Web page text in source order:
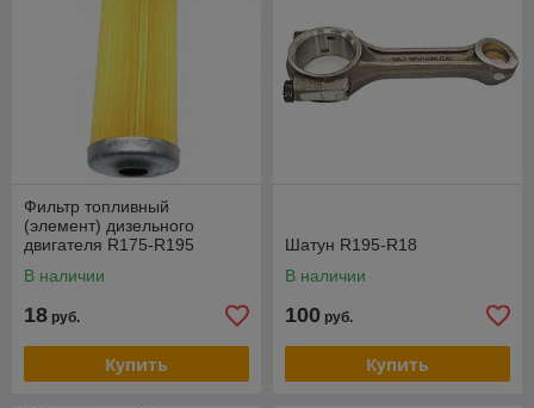
Фильтр топливный
(элемент) дизельного
двигателя R175-R195
В наличии
18 руб.
Купить
Шатун R195-R18
В наличии
100 руб.
Купить